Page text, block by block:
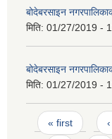
बोदेबरसाइन
मिति: 01/27/2019 -
बोदेबरसाइन
मिति: 01/27/2019 -
Pages
« first